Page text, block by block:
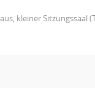
kleiner Sitzungssaal